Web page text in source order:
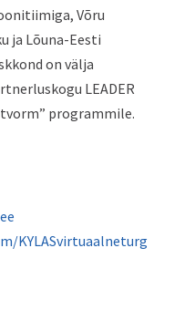
Võru
ja Lõuna-Eesti
on välja
LEADER
programmile.
KYLASvirtuaalneturg